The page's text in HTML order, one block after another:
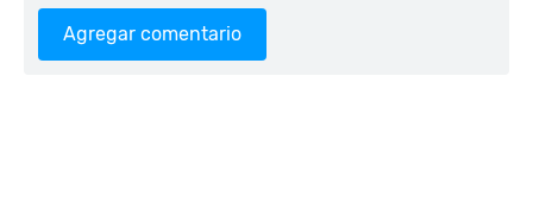
Agregar comentario